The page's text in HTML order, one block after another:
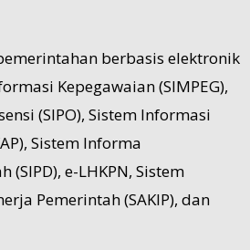
berbasis elektronik
Kepegawaian (SIMPEG),
(SIPO), Sistem Informasi
Sistem Informa
(SIPD), e-LHKPN, Sistem
Pemerintah (SAKIP), dan